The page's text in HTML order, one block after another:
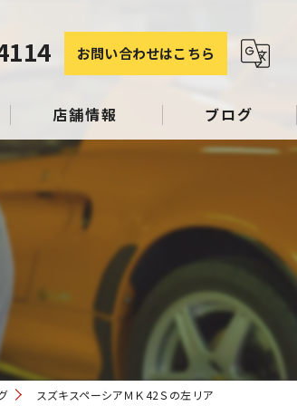
お問い合わせはこちら
店舗情報 ブログ
スズキスペーシアＭＫ42Ｓの左リア